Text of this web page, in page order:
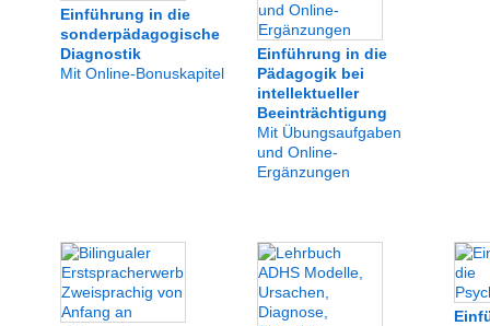
Einführung in die
sonderpädagogische
Diagnostik
Mit Online-Bonuskapitel
Einführung in die
Pädagogik bei
intellektueller
Beeinträchtigung
Mit Übungsaufgaben
und Online-
Ergänzungen